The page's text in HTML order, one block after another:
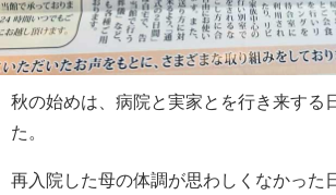
秋の始めは、病院と実家とを行き来する
た。
再入院した母の体調が思わしくなかった